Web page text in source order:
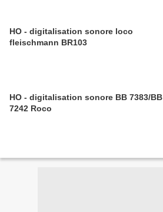
HO - digitalisation sonore loco
fleischmann BR103
HO - digitalisation sonore BB 7383/BB
7242 Roco